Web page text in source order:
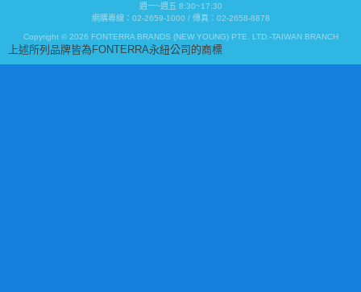
週一~週五 8:30~17:30
網購專線：02-2659-1000 / 傳真：02-2658-8878
Copyright © 2026 FONTERRA BRANDS (NEW YOUNG) PTE. LTD.-TAIWAN BRANCH
上述所列品牌皆為FONTERRA永紐公司的商標